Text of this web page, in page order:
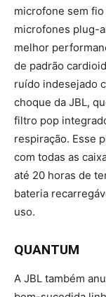
microfone sem
microfones plug-
melhor
de padrão
ruído indesejado
choque da JBL,
filtro pop
respiração. Esse
com todas as
até 20 horas de
bateria
uso.
QUANTUM
A JBL também